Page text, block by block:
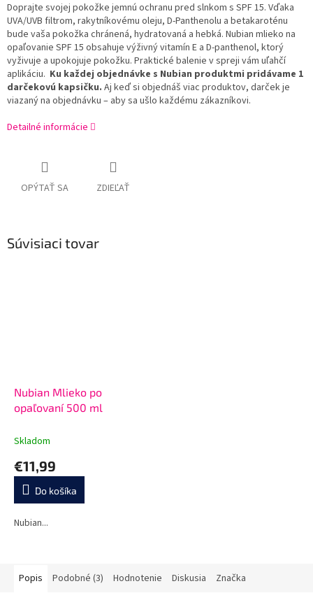
Doprajte svojej pokožke jemnú ochranu pred slnkom s SPF 15. Vďaka
UVA/UVB filtrom, rakytníkovému oleju, D-Panthenolu a betakaroténu
bude vaša pokožka chránená, hydratovaná a hebká. Nubian mlieko na
opaľovanie SPF 15 obsahuje výživný vitamín E a D-panthenol, ktorý
vyživuje a upokojuje pokožku. Praktické balenie v spreji vám uľahčí
aplikáciu. Ku každej objednávke s Nubian produktmi pridávame 1
darčekovú kapsičku. Aj keď si objednáš viac produktov, darček je
viazaný na objednávku – aby sa ušlo každému zákazníkovi.
Detailné informácie
OPÝTAŤ SA ZDIEĽAŤ
Súvisiaci tovar
Nubian Mlieko po
opaľovaní 500 ml
Skladom
€11,99
Do košíka
Nubian...
Popis Podobné (3) Hodnotenie Diskusia Značka